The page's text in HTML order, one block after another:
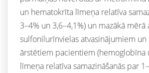
un hematokrīta līmeņa relatīva
3–4% un 3,6–4,1%) un mazākā mērā
sulfonilurīnvielas atvasinājumiem un
ārstētiem pacientiem (hemoglobīna
līmeņa relatīva samazināšanās par